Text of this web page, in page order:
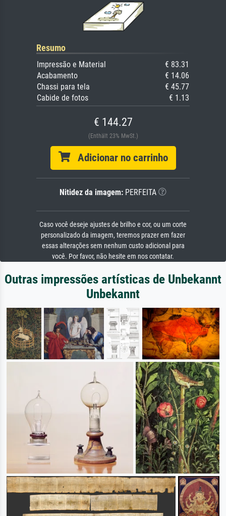
Resumo
Impressão e Material
€ 83.31
Acabamento
€ 14.06
Chassi para tela
€ 45.77
Cabide de fotos
€ 1.13
€ 144.27
(Enthält 23% MwSt.)
Adicionar no carrinho
Nitidez da imagem: PERFEITA
Caso você deseje ajustes de brilho e cor, ou um corte
personalizado da imagem, teremos prazer em fazer
essas alterações sem nenhum custo adicional para
você. Por favor, não hesite em nos contatar.
Outras impressões artísticas de Unbekannt
Unbekannt